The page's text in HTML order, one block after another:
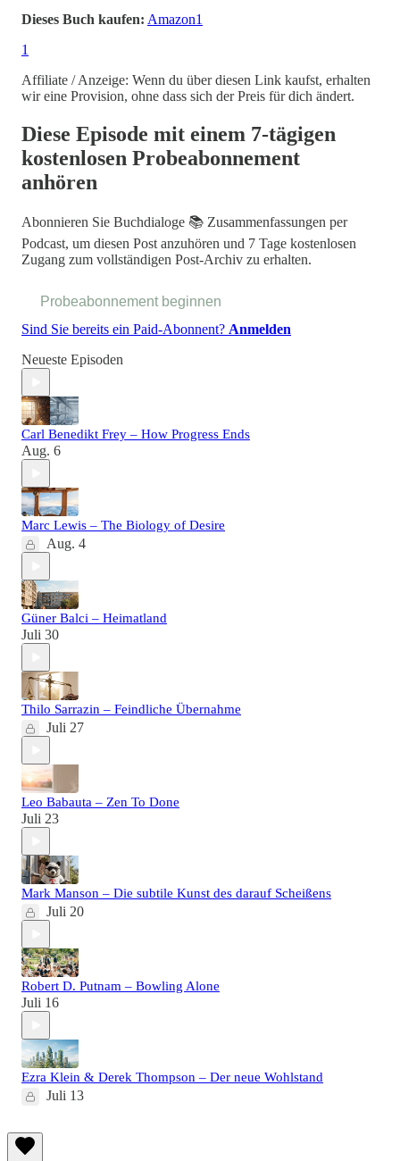
Dieses Buch kaufen: Amazon1
1
Affiliate / Anzeige: Wenn du über diesen Link kaufst, erhalten
wir eine Provision, ohne dass sich der Preis für dich ändert.
Diese Episode mit einem 7-tägigen
kostenlosen Probeabonnement
anhören
Abonnieren Sie Buchdialoge 📚 Zusammenfassungen per
Podcast, um diesen Post anzuhören und 7 Tage kostenlosen
Zugang zum vollständigen Post-Archiv zu erhalten.
Probeabonnement beginnen
Sind Sie bereits ein Paid-Abonnent? Anmelden
Neueste Episoden
Carl Benedikt Frey – How Progress Ends
Aug. 6
Marc Lewis – The Biology of Desire
Aug. 4
Güner Balci – Heimatland
Juli 30
Thilo Sarrazin – Feindliche Übernahme
Juli 27
Leo Babauta – Zen To Done
Juli 23
Mark Manson – Die subtile Kunst des darauf Scheißens
Juli 20
Robert D. Putnam – Bowling Alone
Juli 16
Ezra Klein & Derek Thompson – Der neue Wohlstand
Juli 13